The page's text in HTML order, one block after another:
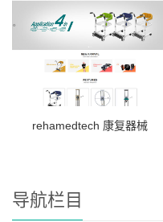
rehamedtech 康复器械
导航栏目